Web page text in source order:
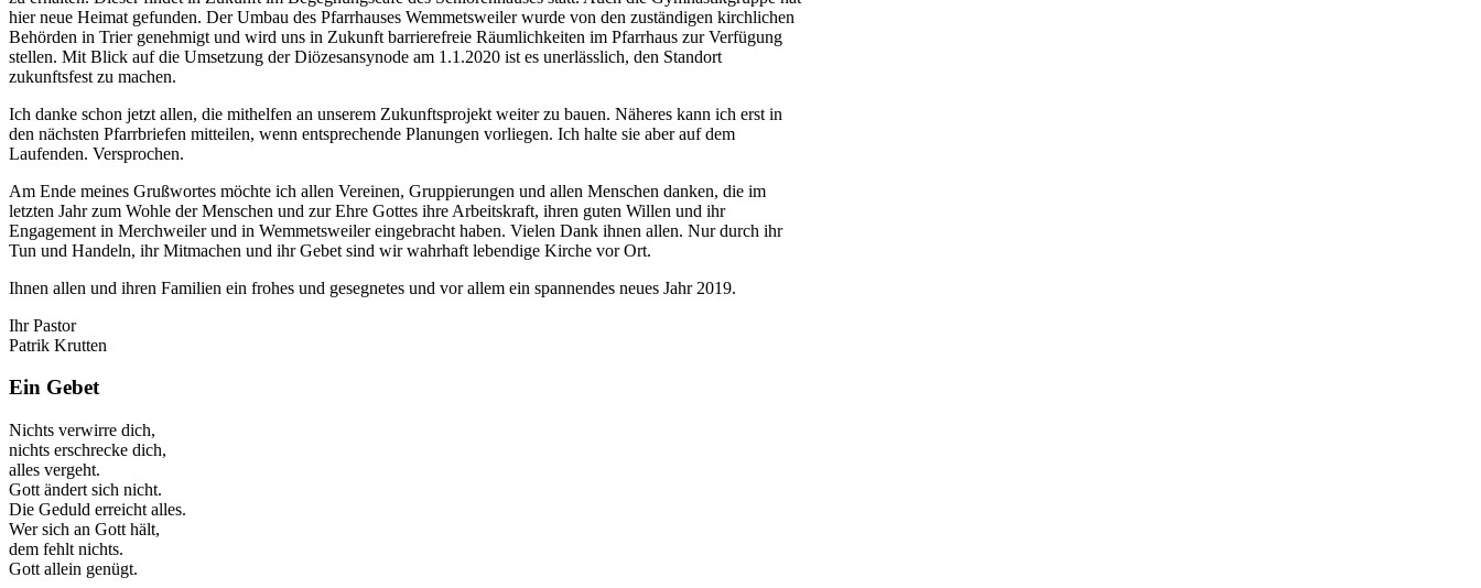
hier neue Heimat gefunden. Der Umbau des Pfarrhauses Wemmetsweiler wurde von den zuständigen kirchlichen
Behörden in Trier genehmigt und wird uns in Zukunft barrierefreie Räumlichkeiten im Pfarrhaus zur Verfügung
stellen. Mit Blick auf die Umsetzung der Diözesansynode am 1.1.2020 ist es unerlässlich, den Standort
zukunftsfest zu machen.
Ich danke schon jetzt allen, die mithelfen an unserem Zukunftsprojekt weiter zu bauen. Näheres kann ich erst in
den nächsten Pfarrbriefen mitteilen, wenn entsprechende Planungen vorliegen. Ich halte sie aber auf dem
Laufenden. Versprochen.
Am Ende meines Grußwortes möchte ich allen Vereinen, Gruppierungen und allen Menschen danken, die im
letzten Jahr zum Wohle der Menschen und zur Ehre Gottes ihre Arbeitskraft, ihren guten Willen und ihr
Engagement in Merchweiler und in Wemmetsweiler eingebracht haben. Vielen Dank ihnen allen. Nur durch ihr
Tun und Handeln, ihr Mitmachen und ihr Gebet sind wir wahrhaft lebendige Kirche vor Ort.
Ihnen allen und ihren Familien ein frohes und gesegnetes und vor allem ein spannendes neues Jahr 2019.
Ihr Pastor
Patrik Krutten
Ein Gebet
Nichts verwirre dich,
nichts erschrecke dich,
alles vergeht.
Gott ändert sich nicht.
Die Geduld erreicht alles.
Wer sich an Gott hält,
dem fehlt nichts.
Gott allein genügt.